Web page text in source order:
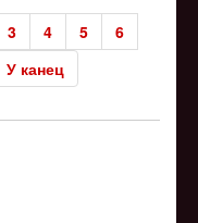
3 4 5
6
У канец